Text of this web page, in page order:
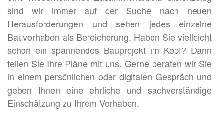
sind wir immer auf der Suche nach neuen
Herausforderungen und sehen jedes einzelne
Bauvorhaben als Bereicherung. Haben Sie vielleicht
schon ein spannendes Bauprojekt im Kopf? Dann
teilen Sie Ihre Pläne mit uns. Gerne beraten wir Sie
in einem persönlichen oder digitalen Gespräch und
geben Ihnen eine ehrliche und sachverständige
Einschätzung zu Ihrem Vorhaben.